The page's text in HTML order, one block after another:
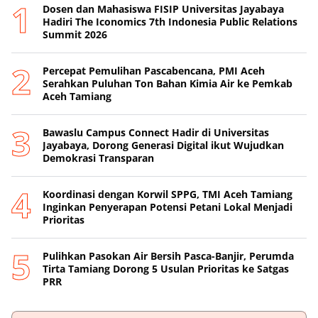
Dosen dan Mahasiswa FISIP Universitas Jayabaya
Hadiri The Iconomics 7th Indonesia Public Relations
Summit 2026
Percepat Pemulihan Pascabencana, PMI Aceh
Serahkan Puluhan Ton Bahan Kimia Air ke Pemkab
Aceh Tamiang
Bawaslu Campus Connect Hadir di Universitas
Jayabaya, Dorong Generasi Digital ikut Wujudkan
Demokrasi Transparan
Koordinasi dengan Korwil SPPG, TMI Aceh Tamiang
Inginkan Penyerapan Potensi Petani Lokal Menjadi
Prioritas
Pulihkan Pasokan Air Bersih Pasca-Banjir, Perumda
Tirta Tamiang Dorong 5 Usulan Prioritas ke Satgas
PRR